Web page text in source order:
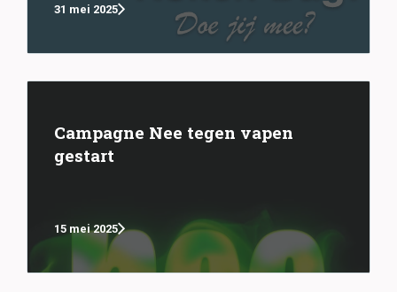
31 mei 2025
Campagne Nee tegen vapen
gestart
15 mei 2025